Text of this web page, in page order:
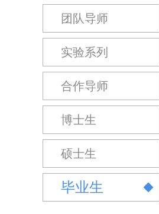
团队导师
实验系列
合作导师
博士生
硕士生
毕业生